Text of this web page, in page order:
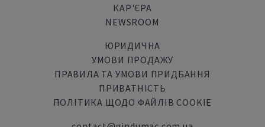
КАР'ЄРА
NEWSROOM
ЮРИДИЧНА
УМОВИ ПРОДАЖУ
ПРАВИЛА ТА УМОВИ ПРИДБАННЯ
ПРИВАТНІСТЬ
ПОЛІТИКА ЩОДО ФАЙЛІВ COOKIE